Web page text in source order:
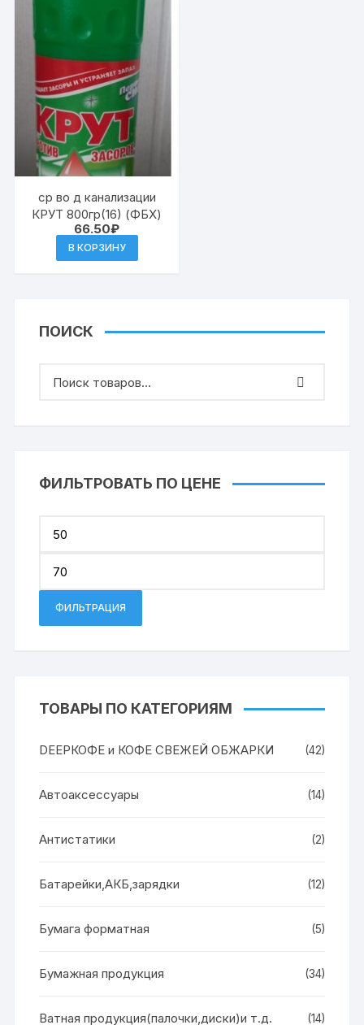
ср во д канализации
КРУТ 800гр(16) (ФБХ)
66.50₽
В КОРЗИНУ
ПОИСК
ФИЛЬТРОВАТЬ ПО ЦЕНЕ
ФИЛЬТРАЦИЯ
ТОВАРЫ ПО КАТЕГОРИЯМ
DEEPКОФЕ и КОФЕ СВЕЖЕЙ ОБЖАРКИ (42)
Автоаксессуары (14)
Антистатики (2)
Батарейки,АКБ,зарядки (12)
Бумага форматная (5)
Бумажная продукция (34)
Ватная продукция(палочки,диски)и т.д. (14)